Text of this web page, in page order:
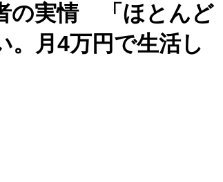
の実情 「ほとんど
。月4万円で生活し